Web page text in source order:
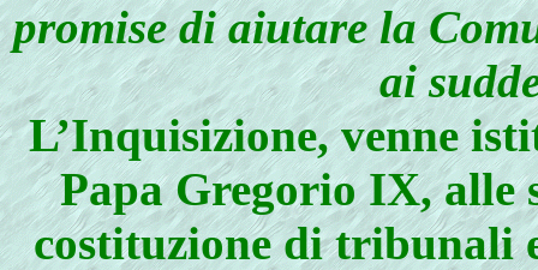
promise di aiutare la
ai
L’Inquisizione, venne
Papa Gregorio IX, alle
costituzione di tribunali